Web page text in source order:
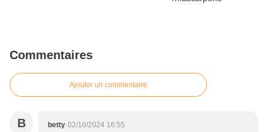
Commentaires
Ajouter un commentaire
B betty 02/10/2024 16:55